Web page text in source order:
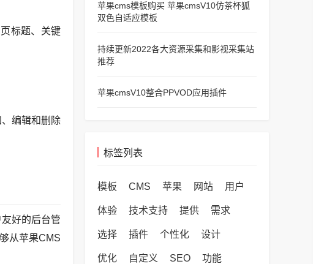
标题、关键
编辑和删除
好的后台管
从苹果CMS
苹果cms模板购买 苹果cmsV10仿茶杯狐
双色自适应模板
持续更新2022各大资源采集和影视采集站
推荐
苹果cmsV10整合PPVOD应用插件
标签列表
模板 CMS 苹果 网站 用户
体验 技术支持 提供 需求
选择 插件 个性化 设计
优化 自定义 SEO 功能